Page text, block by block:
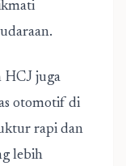
HCJ juga
otomotif di
rapi dan
lebih